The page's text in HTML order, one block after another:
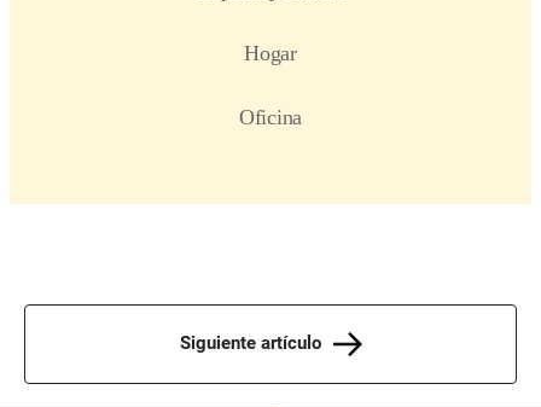
Siguiente artículo